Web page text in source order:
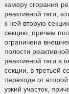
камеру сгорания
реактивной тяги,
к ней вторую
секцию, причем
ограничена
полости
реактивной тяги в
секции, в третьей
переходе от
узкий участок,